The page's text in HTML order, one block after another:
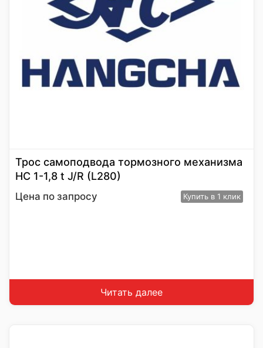
Трос самоподвода тормозного механизма
HC 1-1,8 t J/R (L280)
Цена по запросу Купить в 1 клик
Читать далее